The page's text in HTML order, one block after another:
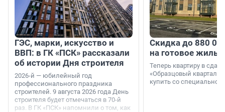
ГЭС, марки, искусство и
ВВП: в ГК «ПСК» рассказали
об истории Дня строителя
2026-й — юбилейный год
профессионального праздника
строителей. 9 августа 2026 года День
строителя будет отмечаться в 70-й
раз. В ГК «ПСК» напомнили о том, как
Скидка до 880
на готовое
Теперь квартиру в
«Образцовый квартал
купить со специальной